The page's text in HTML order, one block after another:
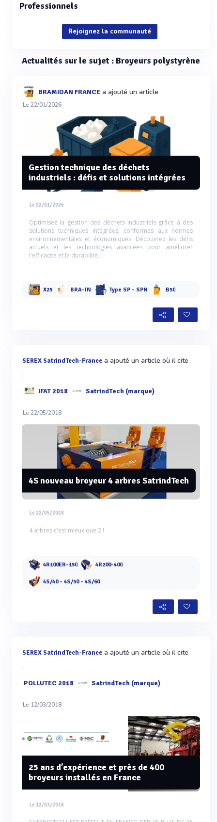
Professionnels
Rejoignez la communauté
Actualités sur le sujet : Broyeurs polystyrène
BRAMIDAN FRANCE a ajouté un article
Le 22/01/2026
Gestion technique des déchets
industriels : défis et solutions intégrées
Le 22/01/2026
Optimisez la gestion des déchets industriels grâce à des
solutions techniques intégrées, conformes aux normes
environnementales et économiques. Découvrez les défis
actuels et les technologies avancées pour améliorer
l'efficacité et la durabilité.
X25 BRA-IN Type SP - SPN B50
SEREX SatrindTech-France a ajouté un article où il cite
:
IFAT 2018 SatrindTech (marque)
Le 22/05/2018
4S nouveau broyeur 4 arbres SatrindTech
Le 22/05/2018
4 arbres c'est mieux que 2 !
4R100ER-150 4R200-400
4S/40 - 4S/50 - 4S/60
SEREX SatrindTech-France a ajouté un article où il cite
:
POLLUTEC 2018 SatrindTech (marque)
Le 12/03/2018
25 ans d’expérience et près de 400
broyeurs installés en France
Le 12/03/2018